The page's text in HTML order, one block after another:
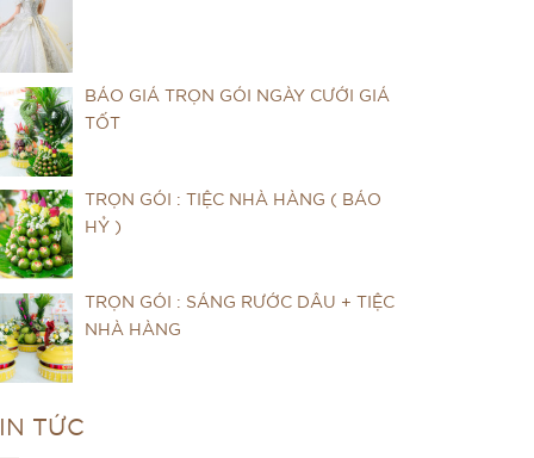
BÁO GIÁ TRỌN GÓI NGÀY CƯỚI GIÁ
TỐT
TRỌN GÓI : TIỆC NHÀ HÀNG ( BÁO
HỶ )
TRỌN GÓI : SÁNG RƯỚC DÂU + TIỆC
NHÀ HÀNG
TỨC